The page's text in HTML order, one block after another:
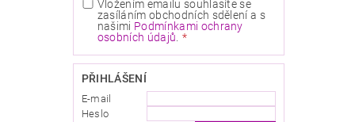
Vložením emailu souhlasíte se
zasíláním obchodních sdělení a s
našimi Podmínkami ochrany
osobních údajů.
PŘIHLÁŠENÍ
E-mail
Heslo